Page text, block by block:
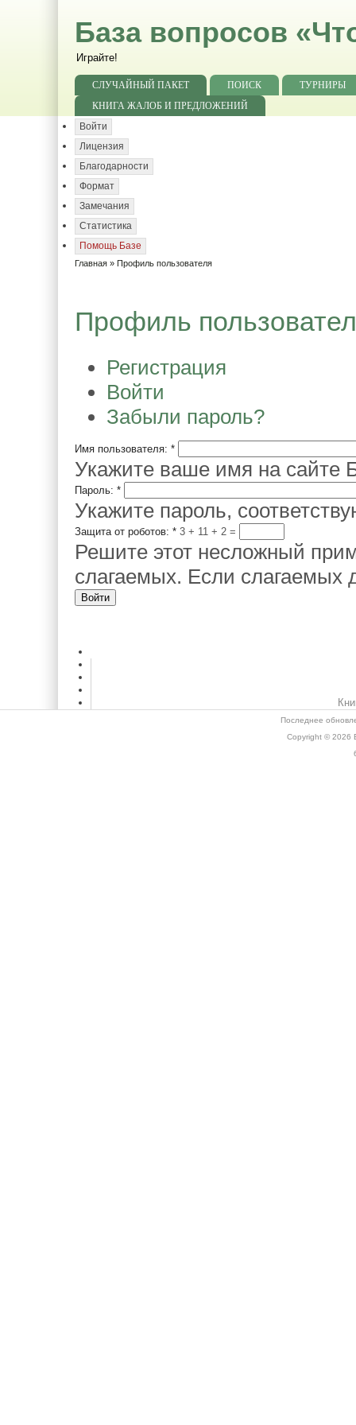
База вопросов
Играйте!
СЛУЧАЙНЫЙ ПАКЕТ ПОИСК
ТУРНИРЫ
КНИГА ЖАЛОБ И ПРЕДЛОЖЕНИЙ
Войти
Лицензия
Благодарности
Формат
Замечания
Статистика
Помощь Базе
Главная » Профиль пользователя
Профиль
Регистрация
Войти
Забыли пароль?
Имя пользователя: *
Укажите ваше имя на сайте
Пароль: *
Укажите пароль,
Защита от роботов: * 3 + 11 =
Решите этот несложный
слагаемых. Если слагаемых
Последнее
Copyright © 2026